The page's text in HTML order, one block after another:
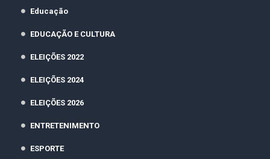
Educação
EDUCAÇÃO E CULTURA
ELEIÇÕES 2022
ELEIÇÕES 2024
ELEIÇÕES 2026
ENTRETENIMENTO
ESPORTE